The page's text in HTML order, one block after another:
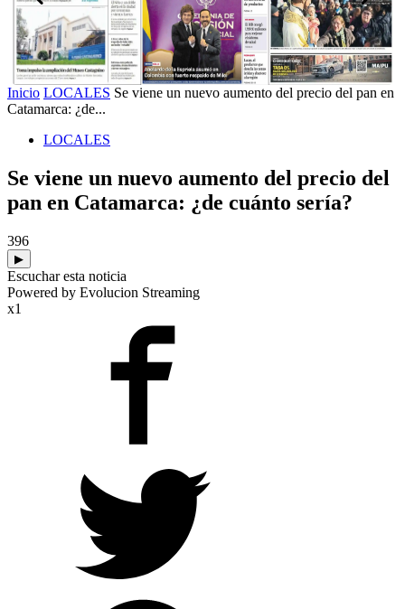
Inicio LOCALES Se viene un nuevo aumento del precio del pan en
Catamarca: ¿de...
LOCALES
Se viene un nuevo aumento del precio del
pan en Catamarca: ¿de cuánto sería?
396
▶
Escuchar esta noticia
Powered by Evolucion Streaming
x1